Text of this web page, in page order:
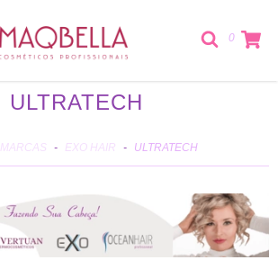
0
ULTRATECH
MARCAS - EXO HAIR - ULTRATECH